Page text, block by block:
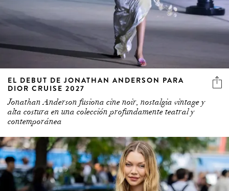
EL DEBUT DE JONATHAN ANDERSON PARA
DIOR CRUISE 2027
Jonathan Anderson fusiona cine noir, nostalgia vintage y
alta costura en una colección profundamente teatral y
contemporánea